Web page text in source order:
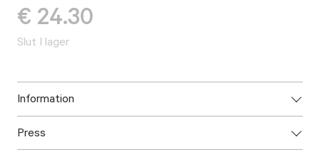
€ 24.30
Slut I lager
Information
ISBN: 9789523332737
Press